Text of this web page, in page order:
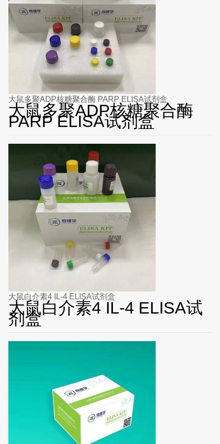
大鼠多聚ADP核糖聚合酶 PARP ELISA试剂盒
大鼠多聚ADP核糖聚合酶
PARP ELISA试剂盒
大鼠白介素4 IL-4 ELISA试剂盒
大鼠白介素4 IL-4 ELISA试
剂盒